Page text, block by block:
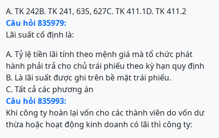
A. TK 242B. TK 241, 635, 627C. TK 411.1D. TK 411.2
Câu hỏi 835979:
Lãi suất cố định là:
A. Tỷ lệ tiền lãi tính theo mệnh giá mà tổ chức phát
hành phải trả cho chủ trái phiếu theo kỳ hạn quy định
B. Là lãi suất được ghi trên bề mặt trái phiếu.
C. Tất cả các phương án
Câu hỏi 835993:
Khi công ty hoàn lại vốn cho các thành viên do vốn dư
thừa hoặc hoạt động kinh doanh có lãi thì công ty: